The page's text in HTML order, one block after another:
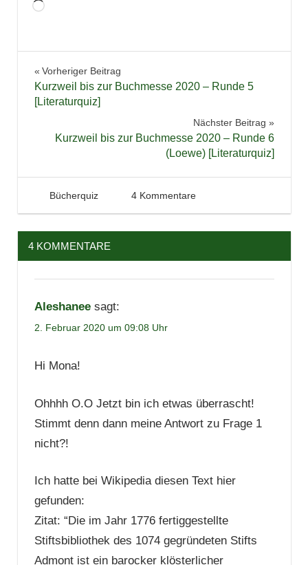
Wird
Gewinnspiel
Literaturquiz
Verlosung
Beitragsnavigation
Vorheriger Beitrag
Kurzweil bis zur Buchmesse 2020 – Runde 5
[Literaturquiz]
Nächster Beitrag
Kurzweil bis zur Buchmesse 2020 – Runde 6
(Loewe) [Literaturquiz]
2. Februar 2020
Tintenhain
Bücherquiz 4 Kommentare
4 KOMMENTARE
Aleshanee sagt:
2. Februar 2020 um 09:08 Uhr
Hi Mona!
Ohhhh O.O Jetzt bin ich etwas überrascht!
Stimmt denn dann meine Antwort zu Frage 1
nicht?!
Ich hatte bei Wikipedia diesen Text hier
gefunden:
Zitat: “Die im Jahr 1776 fertiggestellte
Stiftsbibliothek des 1074 gegründeten Stifts
Admont ist ein barocker klösterlicher